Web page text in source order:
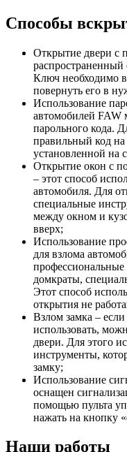
Способы
Открытие двери с
распространенный
Ключ необходимо
повернуть его в
Использование
автомобилей FAW
парольного кода.
правильный код на
установленной на
Открытие окон с
– этот способ
автомобиля. Для
специальные
между окном и
вверх;
Использование
для взлома
профессиональные
домкраты,
Этот способ
открытия не
Взлом замка –
использовать,
двери. Для этого
инструменты,
замку;
Использование
оснащен
помощью пульта
нажать на кнопку
Наши работы